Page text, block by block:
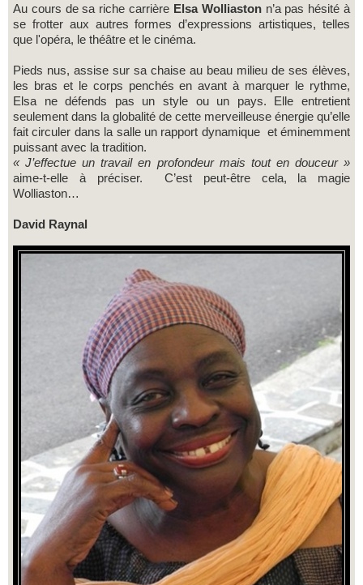
Au cours de sa riche carrière Elsa Wolliaston n’a pas hésité à
se frotter aux autres formes d’expressions artistiques, telles
que l'opéra, le théâtre et le cinéma.
Pieds nus, assise sur sa chaise au beau milieu de ses élèves,
les bras et le corps penchés en avant à marquer le rythme,
Elsa ne défends pas un style ou un pays. Elle entretient
seulement dans la globalité de cette merveilleuse énergie qu’elle
fait circuler dans la salle un rapport dynamique et éminemment
puissant avec la tradition.
« J’effectue un travail en profondeur mais tout en douceur »
aime-t-elle à préciser. C’est peut-être cela, la magie
Wolliaston…
David Raynal